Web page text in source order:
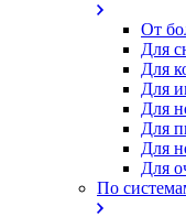
От
Для
Для
Для
Для
Для
Для
Для
По